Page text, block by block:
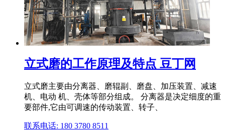
立式磨的工作原理及特点 豆丁网
立式磨主要由分离器、磨辊副、磨盘、加压装置、减速
机、电动 机、壳体等部分组成。 分离器是决定细度的重
要部件,它由可调速的传动装置、转子、
联系电话: 180 3780 8511